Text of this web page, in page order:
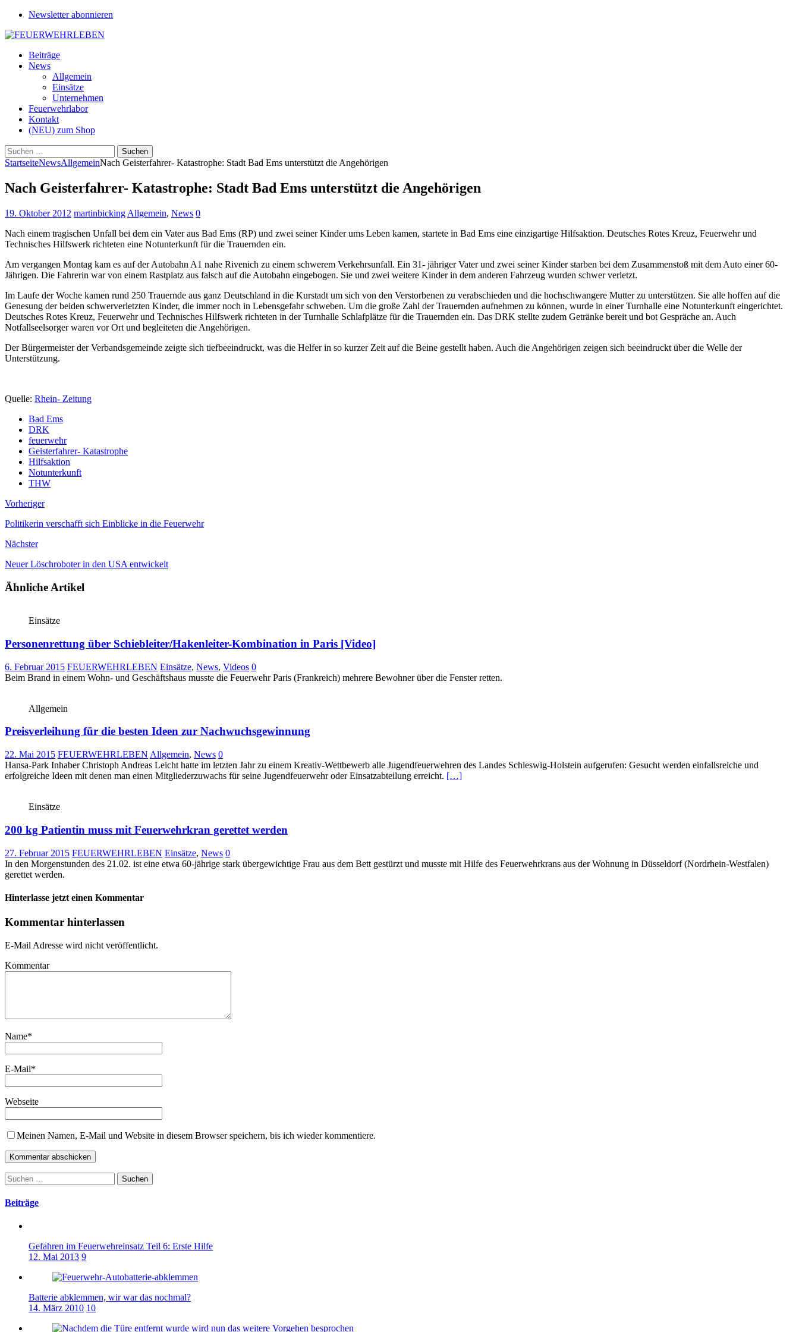
Newsletter abonnieren
Beiträge
News
Allgemein
Einsätze
Unternehmen
Feuerwehrlabor
Kontakt
(NEU) zum Shop
Suchen
nach:
StartseiteNewsAllgemeinNach Geisterfahrer- Katastrophe: Stadt Bad Ems unterstützt die Angehörigen
Nach Geisterfahrer- Katastrophe: Stadt Bad Ems unterstützt die Angehörigen
19. Oktober 2012 martinbicking Allgemein, News 0
Nach einem tragischen Unfall bei dem ein Vater aus Bad Ems (RP) und zwei seiner Kinder ums Leben kamen, startete in Bad Ems eine einzigartige Hilfsaktion. Deutsches Rotes Kreuz, Feuerwehr und
Technisches Hilfswerk richteten eine Notunterkunft für die Trauernden ein.
Am vergangen Montag kam es auf der Autobahn A1 nahe Rivenich zu einem schwerem Verkehrsunfall. Ein 31- jähriger Vater und zwei seiner Kinder starben bei dem Zusammenstoß mit dem Auto einer 60-
Jährigen. Die Fahrerin war von einem Rastplatz aus falsch auf die Autobahn eingebogen. Sie und zwei weitere Kinder in dem anderen Fahrzeug wurden schwer verletzt.
Im Laufe der Woche kamen rund 250 Trauernde aus ganz Deutschland in die Kurstadt um sich von den Verstorbenen zu verabschieden und die hochschwangere Mutter zu unterstützen. Sie alle hoffen auf die
Genesung der beiden schwerverletzten Kinder, die immer noch in Lebensgefahr schweben. Um die große Zahl der Trauernden aufnehmen zu können, wurde in einer Turnhalle eine Notunterkunft eingerichtet.
Deutsches Rotes Kreuz, Feuerwehr und Technisches Hilfswerk richteten in der Turnhalle Schlafplätze für die Trauernden ein. Das DRK stellte zudem Getränke bereit und bot Gespräche an. Auch
Notfallseelsorger waren vor Ort und begleiteten die Angehörigen.
Der Bürgermeister der Verbandsgemeinde zeigte sich tiefbeeindruckt, was die Helfer in so kurzer Zeit auf die Beine gestellt haben. Auch die Angehörigen zeigen sich beeindruckt über die Welle der
Unterstützung.
Quelle: Rhein- Zeitung
Bad Ems
DRK
feuerwehr
Geisterfahrer- Katastrophe
Hilfsaktion
Notunterkunft
THW
Vorheriger
Politikerin verschafft sich Einblicke in die Feuerwehr
Nächster
Neuer Löschroboter in den USA entwickelt
Ähnliche Artikel
Einsätze
Personenrettung über Schiebleiter/Hakenleiter-Kombination in Paris [Video]
6. Februar 2015 FEUERWEHRLEBEN Einsätze, News, Videos 0
Beim Brand in einem Wohn- und Geschäftshaus musste die Feuerwehr Paris (Frankreich) mehrere Bewohner über die Fenster retten.
Allgemein
Preisverleihung für die besten Ideen zur Nachwuchsgewinnung
22. Mai 2015 FEUERWEHRLEBEN Allgemein, News 0
Hansa-Park Inhaber Christoph Andreas Leicht hatte im letzten Jahr zu einem Kreativ-Wettbewerb alle Jugendfeuerwehren des Landes Schleswig-Holstein aufgerufen: Gesucht werden einfallsreiche und
erfolgreiche Ideen mit denen man einen Mitgliederzuwachs für seine Jugendfeuerwehr oder Einsatzabteilung erreicht. […]
Einsätze
200 kg Patientin muss mit Feuerwehrkran gerettet werden
27. Februar 2015 FEUERWEHRLEBEN Einsätze, News 0
In den Morgenstunden des 21.02. ist eine etwa 60-jährige stark übergewichtige Frau aus dem Bett gestürzt und musste mit Hilfe des Feuerwehrkrans aus der Wohnung in Düsseldorf (Nordrhein-Westfalen)
gerettet werden.
Hinterlasse jetzt einen Kommentar
Kommentar hinterlassen
E-Mail Adresse wird nicht veröffentlicht.
Kommentar
Name*
E-Mail*
Webseite
Meinen Namen, E-Mail und Website in diesem Browser speichern, bis ich wieder kommentiere.
Suchen
nach:
Beiträge
Gefahren im Feuerwehreinsatz Teil 6: Erste Hilfe
12. Mai 2013 9
Batterie abklemmen, wir war das nochmal?
14. März 2010 10